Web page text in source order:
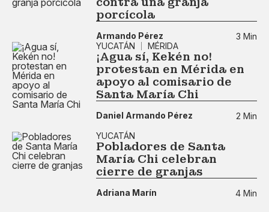
porcícola
Armando Pérez
3 Min
YUCATÁN
MÉRIDA
¡Agua sí, Kekén no!
protestan en Mérida en
apoyo al comisario de
Santa María Chi
Daniel Armando Pérez
2 Min
YUCATÁN
Pobladores de Santa
María Chi celebran
cierre de granjas
Adriana Marín 4 Min